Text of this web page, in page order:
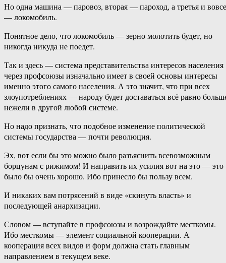
Но одна машина — паровоз, вторая — пароход, а третья и вовсе
— локомобиль.
Понятное дело, что локомобиль — зерно молотить будет, но
никогда никуда не поедет.
Так и здесь — система представительства интересов населения
через профсоюзы изначально имеет в своей основы интересы
именно этого самого населения. А это значит, что при всех
злоупотреблениях — народу будет доставаться всё равно
нежели в другой любой системе.
Но надо признать, что подобное изменение политической
системы государства — почти революция.
Эх, вот если бы это можно было разъяснить всевозможным
борцунам с рижимом! И направить их усилия вот на это — это
было бы очень хорошо. Ибо принесло бы пользу всем.
И никаких вам потрясений в виде «скинуть власть» и
последующей анархизации.
Словом — вступайте в профсоюзы и возрождайте месткомы.
Ибо месткомы — элемент социальной кооперации. А
кооперация всех видов и форм должна стать главным
направлением в текущем веке.